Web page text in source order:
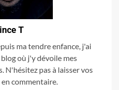
T
ma tendre enfance, j'ai
où j'y dévoile mes
N'hésitez pas à laisser vos
commentaire.